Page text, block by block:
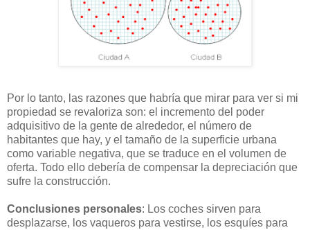
Por lo tanto, las razones que habría que mirar para ver si mi
propiedad se revaloriza son: el incremento del poder
adquisitivo de la gente de alrededor, el número de
habitantes que hay, y el tamaño de la superficie urbana
como variable negativa, que se traduce en el volumen de
oferta. Todo ello debería de compensar la depreciación que
sufre la construcción.
Conclusiones personales: Los coches sirven para
desplazarse, los vaqueros para vestirse, los esquíes para